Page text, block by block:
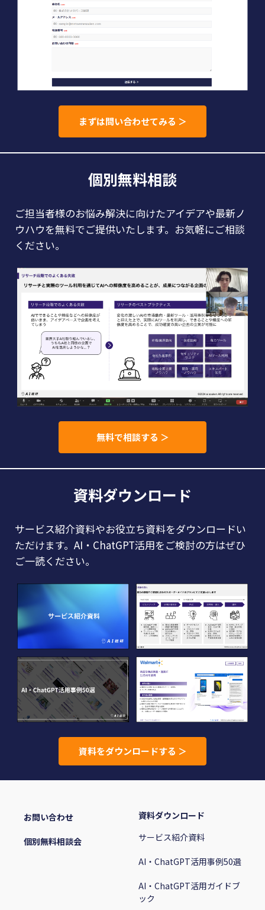
まずは問い合わせてみる ＞
個別無料相談
ご担当者様のお悩み解決に向けたアイデアや最新ノ
ウハウを無料でご提供いたします。お気軽にご相談
ください。
無料で相談する ＞
資料ダウンロード
サービス紹介資料やお役立ち資料をダウンロードい
ただけます。AI・ChatGPT活用をご検討の方はぜひ
ご一読ください。
資料をダウンロードする ＞
お問い合わせ
個別無料相談会
資料ダウンロード
サービス紹介資料
AI・ChatGPT活用事例50選
AI・ChatGPT活用ガイドブ
ック